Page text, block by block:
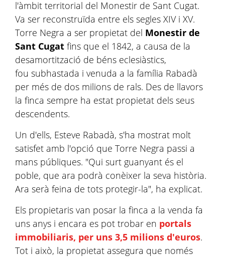
l'àmbit territorial del Monestir de Sant Cugat.
Va ser reconstruïda entre els segles XIV i XV.
Torre Negra a ser propietat del Monestir de
Sant Cugat fins que el 1842, a causa de la
desamortització de béns eclesiàstics,
fou subhastada i venuda a la família Rabadà
per més de dos milions de rals. Des de llavors
la finca sempre ha estat propietat dels seus
descendents.
Un d'ells, Esteve Rabadà, s'ha mostrat molt
satisfet amb l'opció que Torre Negra passi a
mans públiques. "Qui surt guanyant és el
poble, que ara podrà conèixer la seva història.
Ara serà feina de tots protegir-la", ha explicat.
Els propietaris van posar la finca a la venda fa
uns anys i encara es pot trobar en portals
immobiliaris, per uns 3,5 milions d'euros.
Tot i això, la propietat assegura que només